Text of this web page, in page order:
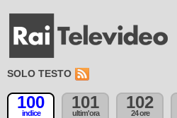
SOLO TESTO
100
indice
101
ultim'ora
102
24 ore